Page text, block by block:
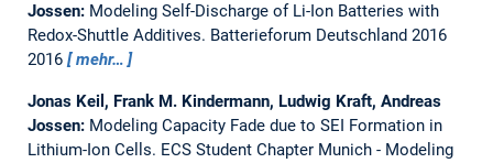
Jossen: Modeling Self-Discharge of Li-Ion Batteries with
Redox-Shuttle Additives. Batterieforum Deutschland 2016
2016
mehr…
Jonas Keil, Frank M. Kindermann, Ludwig Kraft, Andreas
Jossen: Modeling Capacity Fade due to SEI Formation in
Lithium-Ion Cells. ECS Student Chapter Munich - Modeling